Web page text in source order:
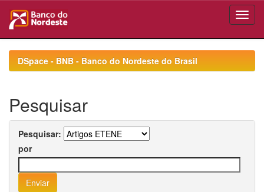
navigationDSpace - BNB - Banco do Nordeste do Brasil
Pesquisar
Pesquisar:
por